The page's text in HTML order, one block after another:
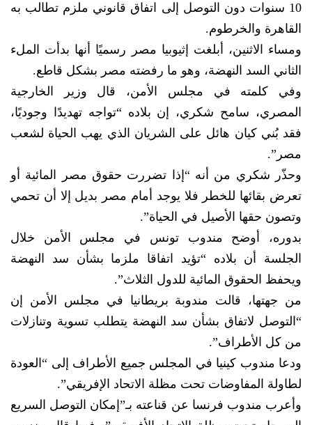
10 سنوات دون التوصل إلى اتفاق قانوني ملزم تطالب به
القاهرة والخرطوم.
ومساء الاثنين، أبلغت إثيوبيا مصر رسميًا أنها بدأت الملء
الثاني السد النهضة، وهو ما رفضته مصر بشكل قاطع.
وفي كلمته في مجلس الأمن، قال وزير الخارجية
المصري، سامح شكري، إن بلاده “تواجه تهديدًا وجوديًا،
فقد بُني كيان هائل على الشريان الذي يهب الحياة لشعب
مصر”.
وحذّر شكري من أنه “إذا تضررت حقوق مصر المائية أو
تعرض بقائها للخطر فلا يوجد أمام مصر بديل إلا أن تحمي
وتصون حقها الأصيل في الحياة”.
بدوره، أوضح مندوب تونس في مجلس الأمن خلال
الجلسة أن بلاده “تؤيد اتفاقا ملزما بشأن سد النهضة
ويحفظ الحقوق المائية للدول الثلاث”.
من جهتها، قالت مندوبة بريطانيا في مجلس الأمن إن
“التوصل لاتفاق بشأن سد النهضة يتطلب تسوية وتنازلات
من كل الأطراف”.
ودعا مندوب كينيا في المجلس جميع الأطراف إلى “العودة
لطاولة المفاوضات تحت مظلة الاتحاد الإفريقي”.
وأعرب مندوب فرنسا عن قناعته بـ”إمكان التوصل السريع